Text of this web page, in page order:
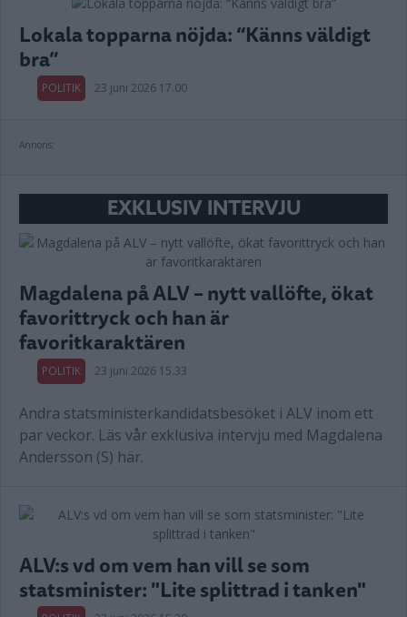
Lokala topparna nöjda: “Känns väldigt
bra”
POLITIK 23 juni 2026 17.00
Annons:
EXKLUSIV INTERVJU
Magdalena på ALV – nytt vallöfte, ökat
favorittryck och han är
favoritkaraktären
POLITIK 23 juni 2026 15.33
Andra statsministerkandidatsbesöket i ALV inom ett
par veckor. Läs vår exklusiva intervju med Magdalena
Andersson (S) här.
ALV:s vd om vem han vill se som
statsminister: "Lite splittrad i tanken"